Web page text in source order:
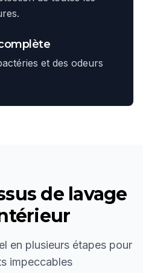
et des odeurs
de lavage
en plusieurs étapes pour
impeccables